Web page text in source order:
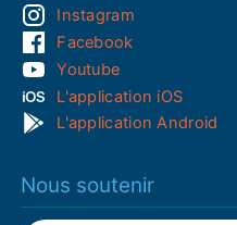
Instagram
Facebook
Youtube
L'application iOS
L'application Android
Nous soutenir